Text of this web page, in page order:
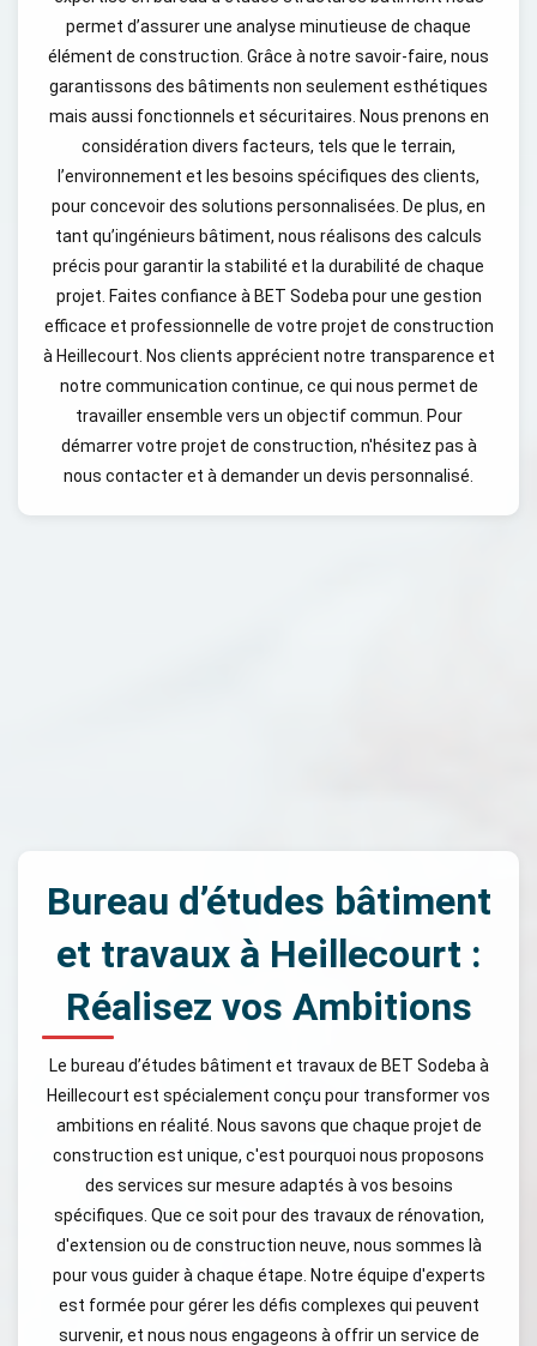
permet d’assurer une analyse minutieuse de chaque
élément de construction. Grâce à notre savoir-faire, nous
garantissons des bâtiments non seulement esthétiques
mais aussi fonctionnels et sécuritaires. Nous prenons en
considération divers facteurs, tels que le terrain,
l’environnement et les besoins spécifiques des clients,
pour concevoir des solutions personnalisées. De plus, en
tant qu’ingénieurs bâtiment, nous réalisons des calculs
précis pour garantir la stabilité et la durabilité de chaque
projet. Faites confiance à BET Sodeba pour une gestion
efficace et professionnelle de votre projet de construction
à Heillecourt. Nos clients apprécient notre transparence et
notre communication continue, ce qui nous permet de
travailler ensemble vers un objectif commun. Pour
démarrer votre projet de construction, n'hésitez pas à
nous contacter et à demander un devis personnalisé.
Bureau d’études bâtiment
et travaux à Heillecourt :
Réalisez vos Ambitions
Le bureau d’études bâtiment et travaux de BET Sodeba à
Heillecourt est spécialement conçu pour transformer vos
ambitions en réalité. Nous savons que chaque projet de
construction est unique, c'est pourquoi nous proposons
des services sur mesure adaptés à vos besoins
spécifiques. Que ce soit pour des travaux de rénovation,
d'extension ou de construction neuve, nous sommes là
pour vous guider à chaque étape. Notre équipe d'experts
est formée pour gérer les défis complexes qui peuvent
survenir, et nous nous engageons à offrir un service de